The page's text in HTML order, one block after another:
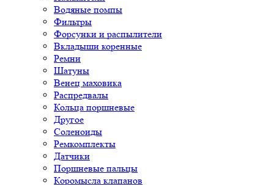
Водяные помпы
Фильтры
Форсунки и распылители
Вкладыши коренные
Ремни
Шатуны
Венец маховика
Распредвалы
Кольца поршневые
Другое
Соленоиды
Ремкомплекты
Датчики
Поршневые пальцы
Коромысла клапанов